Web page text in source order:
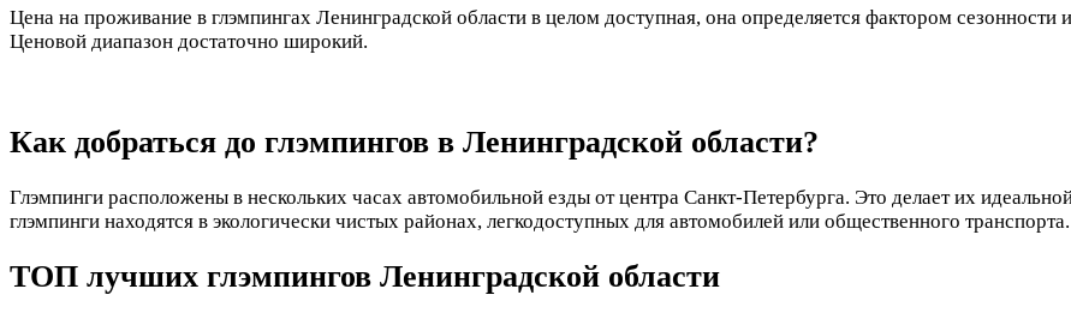
Цена на проживание в глэмпингах Ленинградской области в целом доступная, она определяется фактором
Ценовой диапазон достаточно широкий.
Как добраться до глэмпингов в Ленинградской области?
Глэмпинги расположены в нескольких часах автомобильной езды от центра Санкт-Петербурга. Это делает их
глэмпинги находятся в экологически чистых районах, легкодоступных для автомобилей или общественного транспорта.
ТОП лучших глэмпингов Ленинградской области